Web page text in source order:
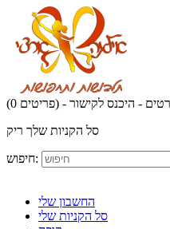
(0 פריטים) - - היכנס לקישור
סל הקניות שלך ריק
חיפוש:
החשבון שלי
סל הקניות שלי